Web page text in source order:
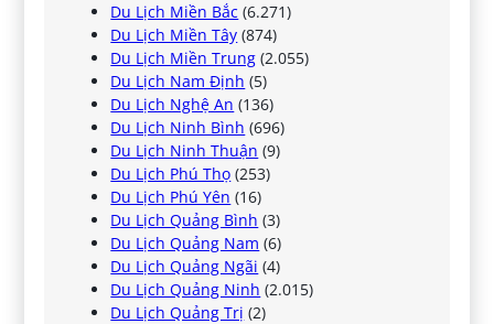
Du Lịch Miền Bắc (6.271)
Du Lịch Miền Tây (874)
Du Lịch Miền Trung (2.055)
Du Lịch Nam Định (5)
Du Lịch Nghệ An (136)
Du Lịch Ninh Bình (696)
Du Lịch Ninh Thuận (9)
Du Lịch Phú Thọ (253)
Du Lịch Phú Yên (16)
Du Lịch Quảng Bình (3)
Du Lịch Quảng Nam (6)
Du Lịch Quảng Ngãi (4)
Du Lịch Quảng Ninh (2.015)
Du Lịch Quảng Trị (2)